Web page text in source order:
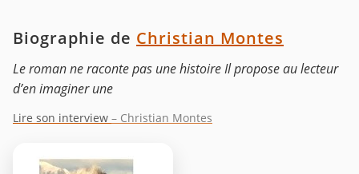
Biographie de Christian Montes
Le roman ne raconte pas une histoire Il propose au lecteur
d’en imaginer une
Lire son interview – Christian Montes